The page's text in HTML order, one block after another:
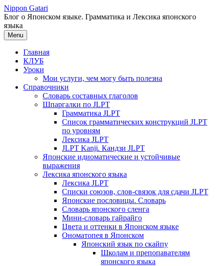
Перейти
к
содержимому
Nippon Gatari
Блог о Японском языке. Грамматика и Лексика японского
языка
Menu
Главная
КЛУБ
Уроки
Мои услуги, чем могу быть полезна
Справочники
Словарь составных глаголов
Шпаргалки по JLPT
Грамматика JLPT
Список грамматических конструкций JLPT
по уровням
Лексика JLPT
JLPT Kanji. Кандзи JLPT
Японские идиоматические и устойчивые
выражения
Лексика японского языка
Лексика JLPT
Списки союзов, слов-связок для сдачи JLPT
Японские пословицы. Словарь
Словарь японского сленга
Мини-словарь гайрайго
Цвета и оттенки в Японском языке
Ономатопея в Японском
Японский язык по скайпу
Школам и препопавателям
японского языка